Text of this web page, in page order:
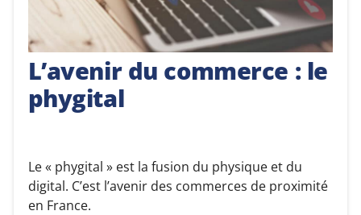
L’avenir du commerce : le
phygital
Le « phygital » est la fusion du physique et du
digital. C’est l’avenir des commerces de proximité
en France.